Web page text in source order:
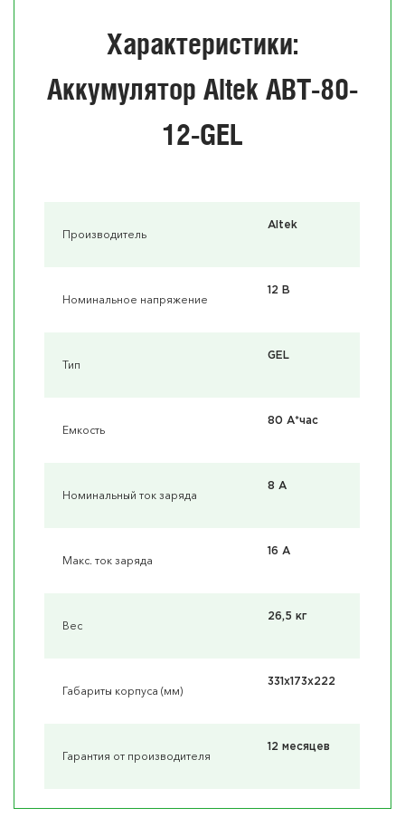
Характеристики:
Аккумулятор Altek ABT-80-
12-GEL
Производитель
Altek
Номинальное напряжение
12 В
Тип
GEL
Емкость
80 А*час
Номинальный ток заряда
8 А
Макс. ток заряда
16 А
Вес
26,5 кг
Габариты корпуса (мм)
331x173x222
Гарантия от производителя
12 месяцев